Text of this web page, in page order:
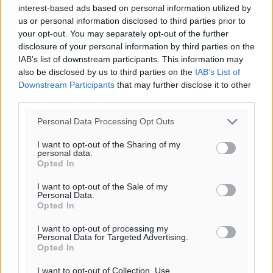
interest-based ads based on personal information utilized by
us or personal information disclosed to third parties prior to
your opt-out. You may separately opt-out of the further
disclosure of your personal information by third parties on the
IAB’s list of downstream participants. This information may
also be disclosed by us to third parties on the IAB’s List of
Downstream Participants that may further disclose it to other
Personal Data Processing Opt Outs
I want to opt-out of the Sharing of my
personal data.
Opted In
I want to opt-out of the Sale of my
Personal Data.
Opted In
I want to opt-out of processing my
Personal Data for Targeted Advertising.
Opted In
I want to opt-out of Collection, Use,
Ροή ειδήσεων